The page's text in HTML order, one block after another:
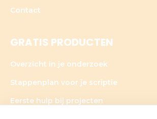
Contact
GRATIS PRODUCTEN
Overzicht in je onderzoek
Stappenplan voor je scriptie
Eerste hulp bij projecten